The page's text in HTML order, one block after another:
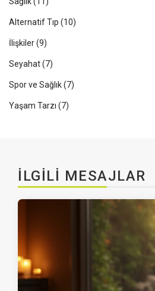
Alternatif Tıp (10)
İlişkiler(9)
Seyahat(7)
Spor ve Sağlık(7)
Yaşam Tarzı (7)
İLGILI MESAJLAR